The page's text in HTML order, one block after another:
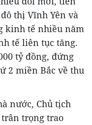
thị Vĩnh Yên và
kinh tế nhiều năm
tế liên tục tăng.
tỷ đồng, đứng
2 miền Bắc về thu
nước, Chủ tịch
trân trọng trao